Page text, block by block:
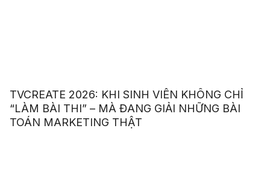
TVCREATE 2026: KHI SINH VIÊN KHÔNG CHỈ
“LÀM BÀI THI” – MÀ ĐANG GIẢI NHỮNG BÀI
TOÁN MARKETING THẬT